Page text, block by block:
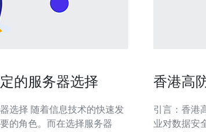
的服务器选择
的快速发
的角色。而在选择服务器
香港高
引言：香港
业对数据安